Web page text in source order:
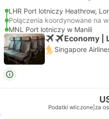
LHR Port lotniczy Heathrow,
Połączenia koordynowane na
MNL Port lotniczy w Manili
Economy |
Singapore
Podatki wliczone za